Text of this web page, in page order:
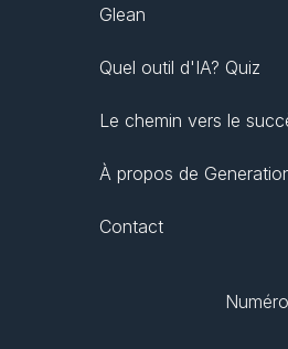
Glean
Quel outil d'IA? Quiz
Le chemin vers le
À propos de
Contact